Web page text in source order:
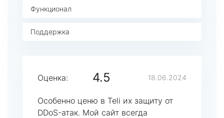
Функционал
Поддержка
Оценка: 4.5 18.06.2024
Особенно ценю в Teli их защиту от
DDoS-атак. Мой сайт всегда